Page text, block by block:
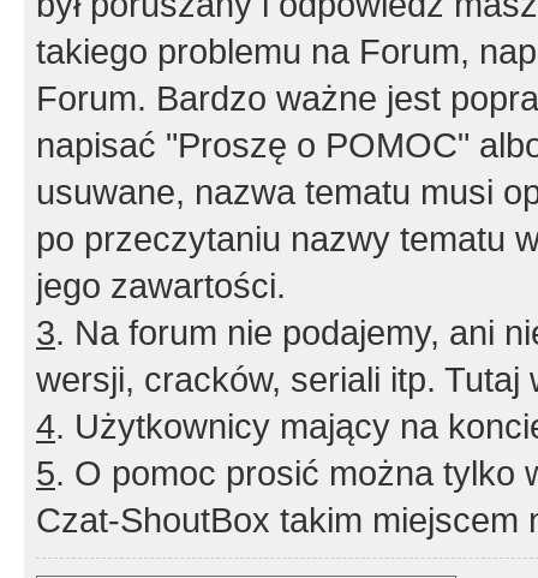
takiego problemu na Forum,
Forum. Bardzo ważne jest
napisać "Proszę o POMOC"
usuwane, nazwa tematu musi
po przeczytaniu nazwy tematu
jego zawartości.
3. Na forum nie podajemy, ani
wersji, cracków, seriali itp. Tutaj
4. Użytkownicy mający na
5. O pomoc prosić można tylko
Czat-ShoutBox takim miejscem